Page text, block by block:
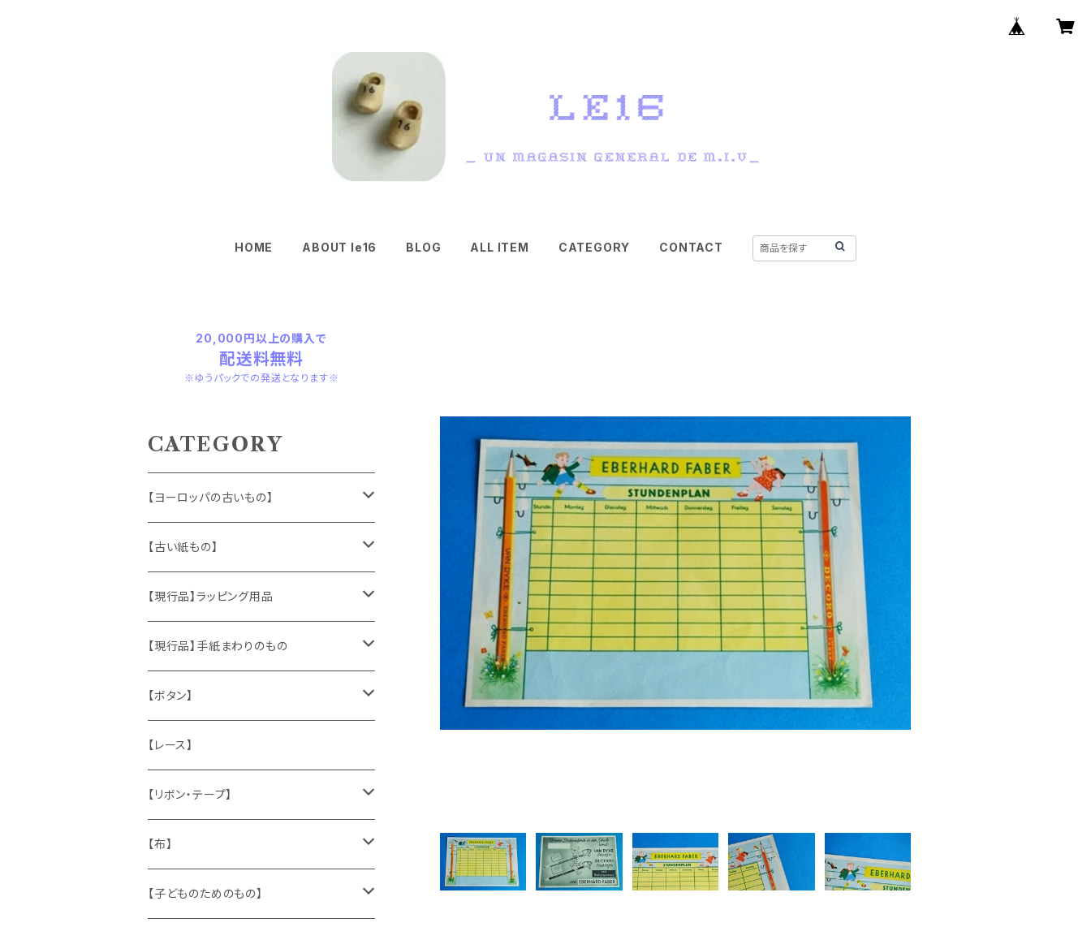
HOME ABOUT le16 BLOG ALL ITEM CATEGORY CONTACT
20,000円以上の購入で
配送料無料
※ゆうパックでの発送となります※
CATEGORY
【ヨーロッパの古いもの】
ヴィンテージアクセサリー
おもちゃ、ぬいぐるみ
くま、テディベア
うさぎ
キャラクター
ヴィンテージファブリック
ハンドメイド製品
お部屋に飾るもの
メタル製品
缶、箱
陶磁器
文房具
【古い紙もの】
切手、FDC
ポストカード、カレンダー
マッチラベル、食品ラベル
蔵書票、荷札、ビュバー、伝票
シール、ステッカー、クロモス
袋、箱、ナプキン、コースター
パズル、ゲーム
【現行品】ラッピング用品
伝票、タグ、シール
袋、ラッピングペーパー
ひも、テープ
【現行品】手紙まわりのもの
封筒、ポストカード
切手
スタンプ
文房具
【ボタン】
木
貝
メタル
ガラス
【レース】
【リボン・テープ】
チロルテープ・イニシャルテープ
トリム
【布】
キッチンクロス、ナプキン
【子どものためのもの】